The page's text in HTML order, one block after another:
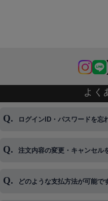
よく
ログインID・パスワードを忘
◆下記ページより、ログイン
注文内容の変更・キャンセル
◆即日発送を行なっている関
どのような支払方法が可能で